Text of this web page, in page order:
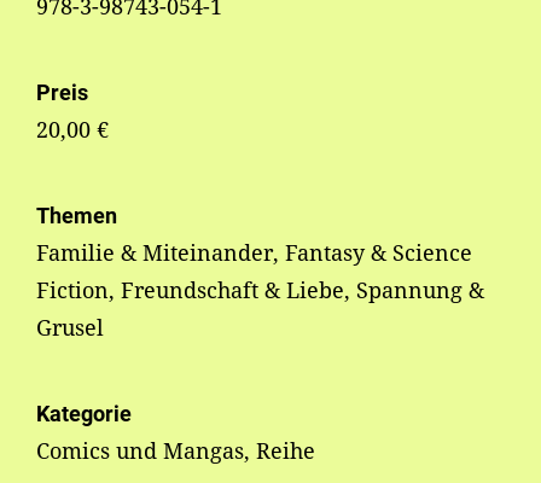
978-3-98743-054-1
Preis
20,00 €
Themen
Familie & Miteinander, Fantasy & Science
Fiction, Freundschaft & Liebe, Spannung &
Grusel
Kategorie
Comics und Mangas, Reihe